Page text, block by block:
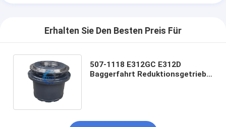
Erhalten Sie Den Besten Preis Für
507-1118 E312GC E312D
Baggerfahrt Reduktionsgetriebe